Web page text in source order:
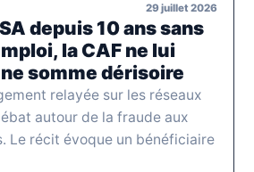
29 juillet 2026
depuis 10 ans sans
la CAF ne lui
somme dérisoire
relayée sur les réseaux
autour de la fraude aux
Le récit évoque un bénéficiaire